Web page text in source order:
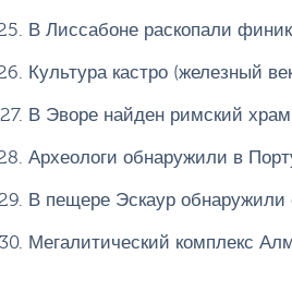
В Лиссабоне раскопали
Культура кастро (железный
В Эворе найден римский
Археологи обнаружили в
В пещере Эскаур
Мегалитический комплекс